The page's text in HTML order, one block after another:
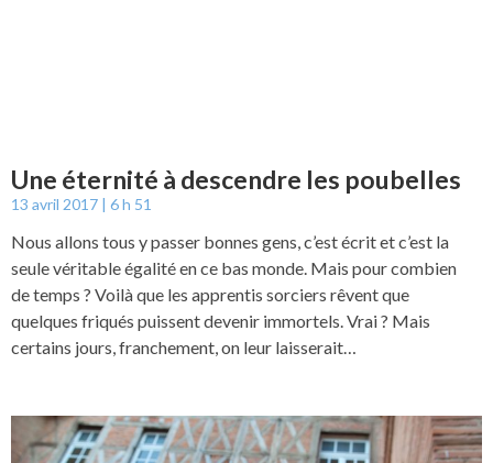
Une éternité à descendre les poubelles
13 avril 2017 6 h 51
Nous allons tous y passer bonnes gens, c’est écrit et c’est la
seule véritable égalité en ce bas monde. Mais pour combien
de temps ? Voilà que les apprentis sorciers rêvent que
quelques friqués puissent devenir immortels. Vrai ? Mais
certains jours, franchement, on leur laisserait…